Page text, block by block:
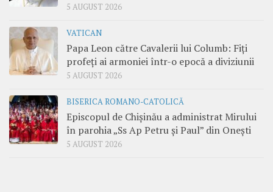
5 AUGUST 2026
VATICAN
Papa Leon către Cavalerii lui Columb: Fiți
profeți ai armoniei într-o epocă a diviziunii
5 AUGUST 2026
BISERICA ROMANO-CATOLICĂ
Episcopul de Chișinău a administrat Mirului
în parohia „Ss Ap Petru și Paul” din Onești
5 AUGUST 2026